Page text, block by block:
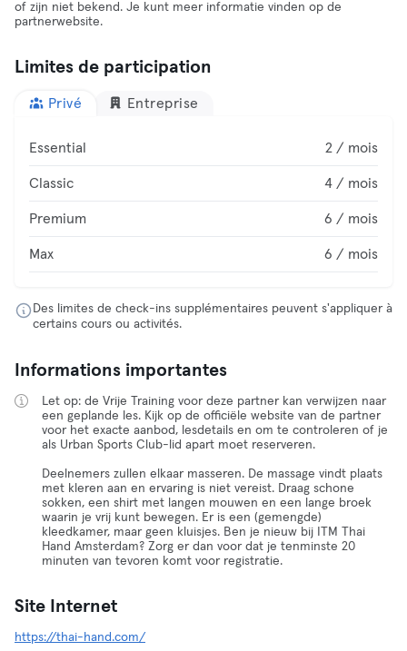
of zijn niet bekend. Je kunt meer informatie vinden op de
partnerwebsite.
Limites de participation
Privé Entreprise
Essential 2 / mois
Classic 4 / mois
Premium 6 / mois
Max 6 / mois
Des limites de check-ins supplémentaires peuvent s'appliquer à
certains cours ou activités.
Informations importantes
Let op: de Vrije Training voor deze partner kan verwijzen naar
een geplande les. Kijk op de officiële website van de partner
voor het exacte aanbod, lesdetails en om te controleren of je
als Urban Sports Club-lid apart moet reserveren.
Deelnemers zullen elkaar masseren. De massage vindt plaats
met kleren aan en ervaring is niet vereist. Draag schone
sokken, een shirt met langen mouwen en een lange broek
waarin je vrij kunt bewegen. Er is een (gemengde)
kleedkamer, maar geen kluisjes. Ben je nieuw bij ITM Thai
Hand Amsterdam? Zorg er dan voor dat je tenminste 20
minuten van tevoren komt voor registratie.
Site Internet
https://thai-hand.com/